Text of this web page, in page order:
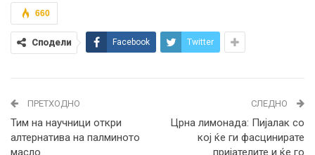
660
Сподели Facebook Twitter
ПРЕТХОДНО
Тим на научници откри
алтернатива на палминото
масло
СЛЕДНО
Црна лимонада: Пијалак со
кој ќе ги фасцинирате
пријателите и ќе го